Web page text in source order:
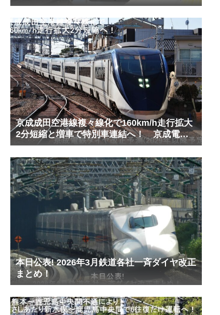
京成成田空港線複々線化で160km/h走行拡大
2分短縮と増車で特別車連結へ！ 京成電鉄
ダイヤ改正予測(2029年以降予定)
本日公表! 2026年3月鉄道各社一斉ダイヤ改正
まとめ！